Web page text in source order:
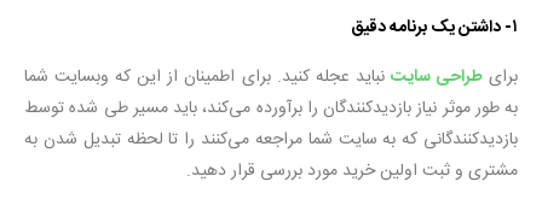
۱- داشتن یک برنامه دقیق
برای طراحی سایتنباید عجله کنید. برای اطمینان از این که وبسایت شما
به طور موثر نیاز بازدیدکنندگان را برآورده می‌کند، باید مسیر طی شده توسط
بازدیدکنندگانی که به سایت شما مراجعه می‌کنند را تا لحظه تبدیل شدن به
مشتری و ثبت اولین خرید مورد بررسی قرار دهید.